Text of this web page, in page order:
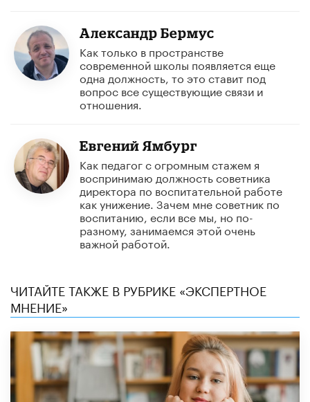
Александр Бермус
Как только в пространстве
современной школы появляется еще
одна должность, то это ставит под
вопрос все существующие связи и
отношения.
Евгений Ямбург
Как педагог с огромным стажем я
воспринимаю должность советника
директора по воспитательной работе
как унижение. Зачем мне советник по
воспитанию, если все мы, но по-
разному, занимаемся этой очень
важной работой.
ЧИТАЙТЕ ТАКЖЕ В РУБРИКЕ «ЭКСПЕРТНОЕ
МНЕНИЕ»